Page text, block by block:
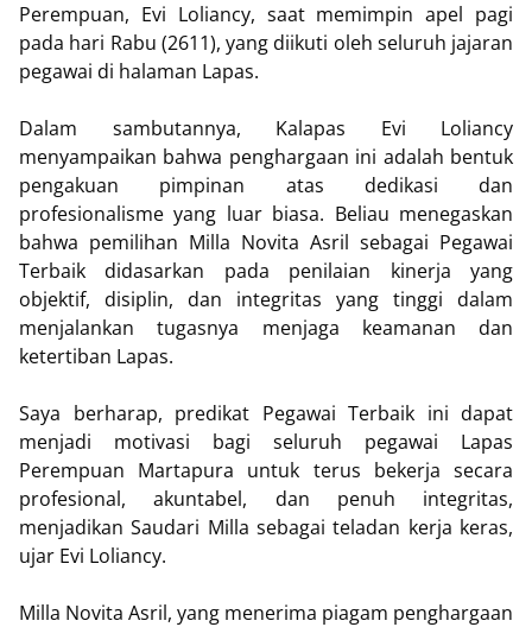
Perempuan, Evi Loliancy, saat memimpin apel pagi
pada hari Rabu (2611), yang diikuti oleh seluruh jajaran
pegawai di halaman Lapas.
Dalam sambutannya, Kalapas Evi Loliancy
menyampaikan bahwa penghargaan ini adalah bentuk
pengakuan pimpinan atas dedikasi dan
profesionalisme yang luar biasa. Beliau menegaskan
bahwa pemilihan Milla Novita Asril sebagai Pegawai
Terbaik didasarkan pada penilaian kinerja yang
objektif, disiplin, dan integritas yang tinggi dalam
menjalankan tugasnya menjaga keamanan dan
ketertiban Lapas.
Saya berharap, predikat Pegawai Terbaik ini dapat
menjadi motivasi bagi seluruh pegawai Lapas
Perempuan Martapura untuk terus bekerja secara
profesional, akuntabel, dan penuh integritas,
menjadikan Saudari Milla sebagai teladan kerja keras,
ujar Evi Loliancy.
Milla Novita Asril, yang menerima piagam penghargaan